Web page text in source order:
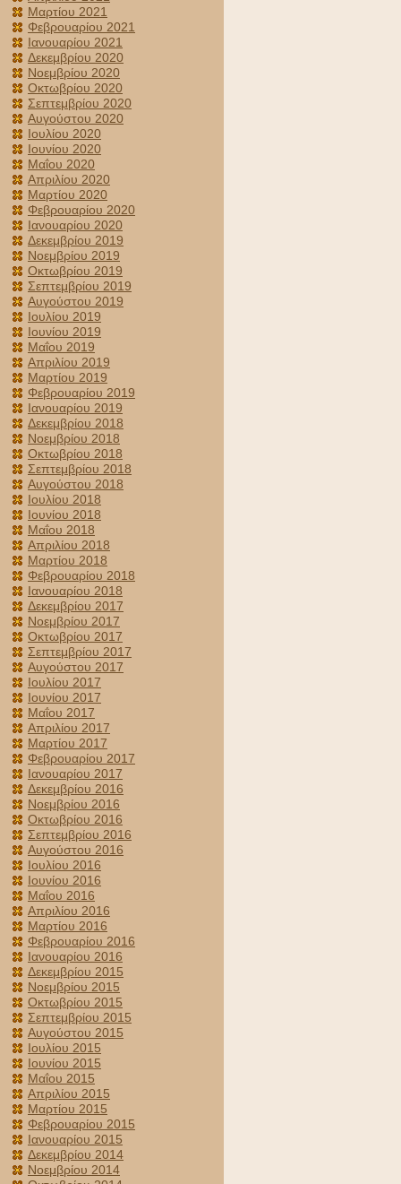
Μαρτίου 2021
Φεβρουαρίου 2021
Ιανουαρίου 2021
Δεκεμβρίου 2020
Νοεμβρίου 2020
Οκτωβρίου 2020
Σεπτεμβρίου 2020
Αυγούστου 2020
Ιουλίου 2020
Ιουνίου 2020
Μαΐου 2020
Απριλίου 2020
Μαρτίου 2020
Φεβρουαρίου 2020
Ιανουαρίου 2020
Δεκεμβρίου 2019
Νοεμβρίου 2019
Οκτωβρίου 2019
Σεπτεμβρίου 2019
Αυγούστου 2019
Ιουλίου 2019
Ιουνίου 2019
Μαΐου 2019
Απριλίου 2019
Μαρτίου 2019
Φεβρουαρίου 2019
Ιανουαρίου 2019
Δεκεμβρίου 2018
Νοεμβρίου 2018
Οκτωβρίου 2018
Σεπτεμβρίου 2018
Αυγούστου 2018
Ιουλίου 2018
Ιουνίου 2018
Μαΐου 2018
Απριλίου 2018
Μαρτίου 2018
Φεβρουαρίου 2018
Ιανουαρίου 2018
Δεκεμβρίου 2017
Νοεμβρίου 2017
Οκτωβρίου 2017
Σεπτεμβρίου 2017
Αυγούστου 2017
Ιουλίου 2017
Ιουνίου 2017
Μαΐου 2017
Απριλίου 2017
Μαρτίου 2017
Φεβρουαρίου 2017
Ιανουαρίου 2017
Δεκεμβρίου 2016
Νοεμβρίου 2016
Οκτωβρίου 2016
Σεπτεμβρίου 2016
Αυγούστου 2016
Ιουλίου 2016
Ιουνίου 2016
Μαΐου 2016
Απριλίου 2016
Μαρτίου 2016
Φεβρουαρίου 2016
Ιανουαρίου 2016
Δεκεμβρίου 2015
Νοεμβρίου 2015
Οκτωβρίου 2015
Σεπτεμβρίου 2015
Αυγούστου 2015
Ιουλίου 2015
Ιουνίου 2015
Μαΐου 2015
Απριλίου 2015
Μαρτίου 2015
Φεβρουαρίου 2015
Ιανουαρίου 2015
Δεκεμβρίου 2014
Νοεμβρίου 2014